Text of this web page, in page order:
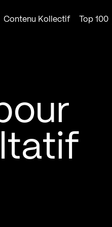
Contenu Kollectif Top 100